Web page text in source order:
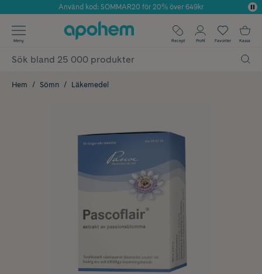
Årets Butik 2025 inom Skönhet
Använd kod: SOMMAR20 för 20% över 649kr
✓ Fri frakt
✓ Poäng på alla köp*
Meny Recept Profil Favoriter Kassa
Hem Sömn Läkemedel